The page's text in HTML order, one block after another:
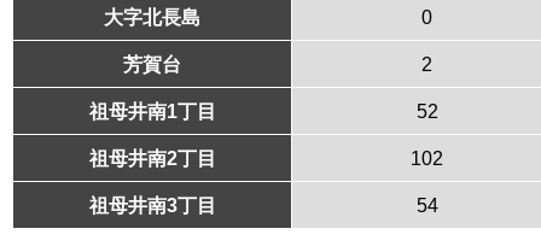
大字北長島 0
芳賀台 2
祖母井南1丁目 52
祖母井南2丁目 102
祖母井南3丁目 54